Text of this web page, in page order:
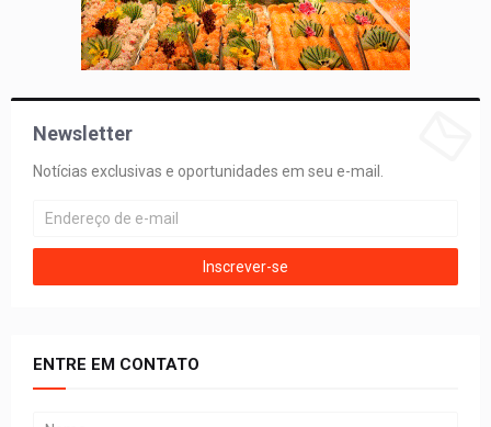
Newsletter
Notícias exclusivas e oportunidades em seu e-mail.
ENTRE EM CONTATO